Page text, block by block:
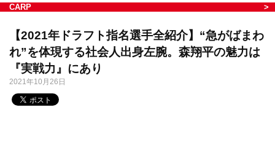
CARP
【2021年ドラフト指名選手全紹介】“急がばまわ
れ”を体現する社会人出身左腕。森翔平の魅力は
『実戦力』にあり
2021年10月26日